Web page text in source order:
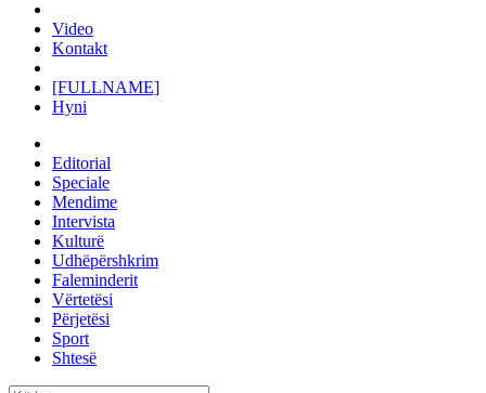
Video
Kontakt
[FULLNAME]
Hyni
Editorial
Speciale
Mendime
Intervista
Kulturë
Udhëpërshkrim
Faleminderit
Vërtetësi
Përjetësi
Sport
Shtesë